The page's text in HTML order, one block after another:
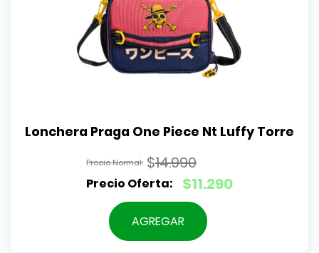
Lonchera Praga One Piece Nt Luffy Torre
$14.990
El
precio
original
$11.290
El
precio
actual
AGREGAR